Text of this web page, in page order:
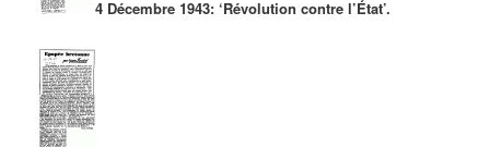
4 Décembre 1943: ‘Révolution contre l’État’.